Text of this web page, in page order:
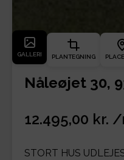
GALLERI PLANTEGNING
Nåleøjet 30,
12.495,00 kr.
STORT HUS